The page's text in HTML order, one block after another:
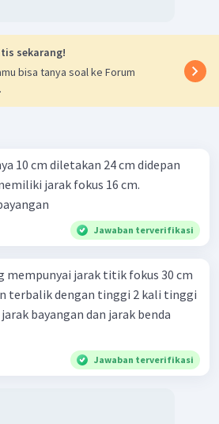
sekarang!
bisa tanya soal ke Forum
10 cm diletakan 24 cm didepan
jarak fokus 16 cm.
Jawaban terverifikasi
mempunyai jarak titik fokus 30 cm
terbalik dengan tinggi 2 kali tinggi
bayangan dan jarak benda
Jawaban terverifikasi